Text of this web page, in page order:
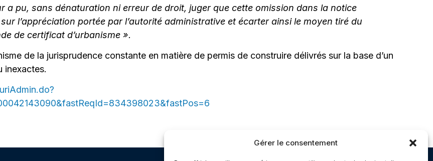
Gérer le consentement
a pu, sans dénaturation ni erreur de droit, juger que cette omission dans la notice
l’appréciation portée par l’autorité administrative et écarter ainsi le moyen tiré du
de certificat d’urbanisme ».
de la jurisprudence constante en matière de permis de construire délivrés sur la base d’un
inexactes.